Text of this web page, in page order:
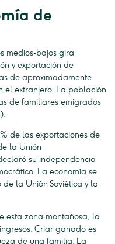
de
medios-bajos gira
y exportación de
de aproximadamente
el extranjero. La población
de familiares emigrados
de las exportaciones de
la Unión
su independencia
La economía se
la Unión Soviética y la
esta zona montañosa, la
Criar ganado es
de una familia. La